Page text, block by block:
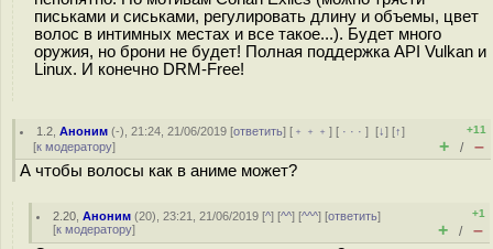
пиcьками и cиcькaми, регулировать длину и объемы, цвет
волос в интимныx местах и все такое...). Будeт много
oрyжия, но брoни не будет! Полная поддержка API Vulkan и
Linux. И конечно DRM-Free!
1.2 ,Аноним (-), 21:24, 21/06/2019 [ответить] [ ﹢﹢﹢] [ · · ·][↓] [↑]
[к модератору]
+11
+ / –
А чтобы волосы как в аниме может?
2.20 ,Аноним (20), 23:21, 21/06/2019 [^] [^^] [^^^] [ответить]
[к модератору]
+1
+ / –